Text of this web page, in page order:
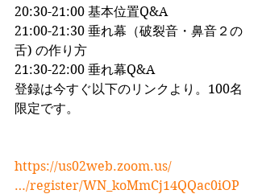
20:30-21:00 基本位置Q&A
21:00-21:30 垂れ幕（破裂音・鼻音２の
舌) の作り方
21:30-22:00 垂れ幕Q&A
登録は今すぐ以下のリンクより。100名
限定です。
https://us02web.zoom.us/
…/register/WN_koMmCj14QQac0iOP